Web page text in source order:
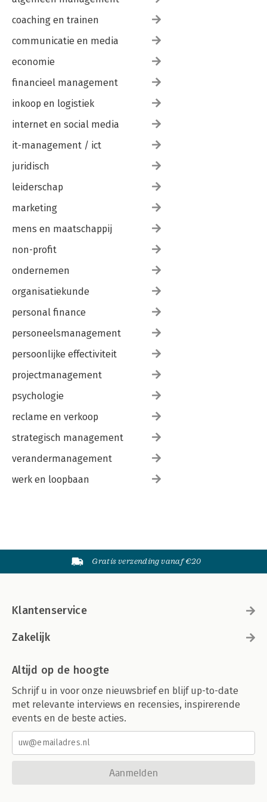
coaching en trainen
communicatie en media
economie
financieel management
inkoop en logistiek
internet en social media
it-management / ict
juridisch
leiderschap
marketing
mens en maatschappij
non-profit
ondernemen
organisatiekunde
personal finance
personeelsmanagement
persoonlijke effectiviteit
projectmanagement
psychologie
reclame en verkoop
strategisch management
verandermanagement
werk en loopbaan
Gratis verzending vanaf €20
Klantenservice
Zakelijk
Altijd op de hoogte
Schrijf u in voor onze nieuwsbrief en blijf up-to-date
met relevante interviews en recensies, inspirerende
events en de beste acties.
Aanmelden